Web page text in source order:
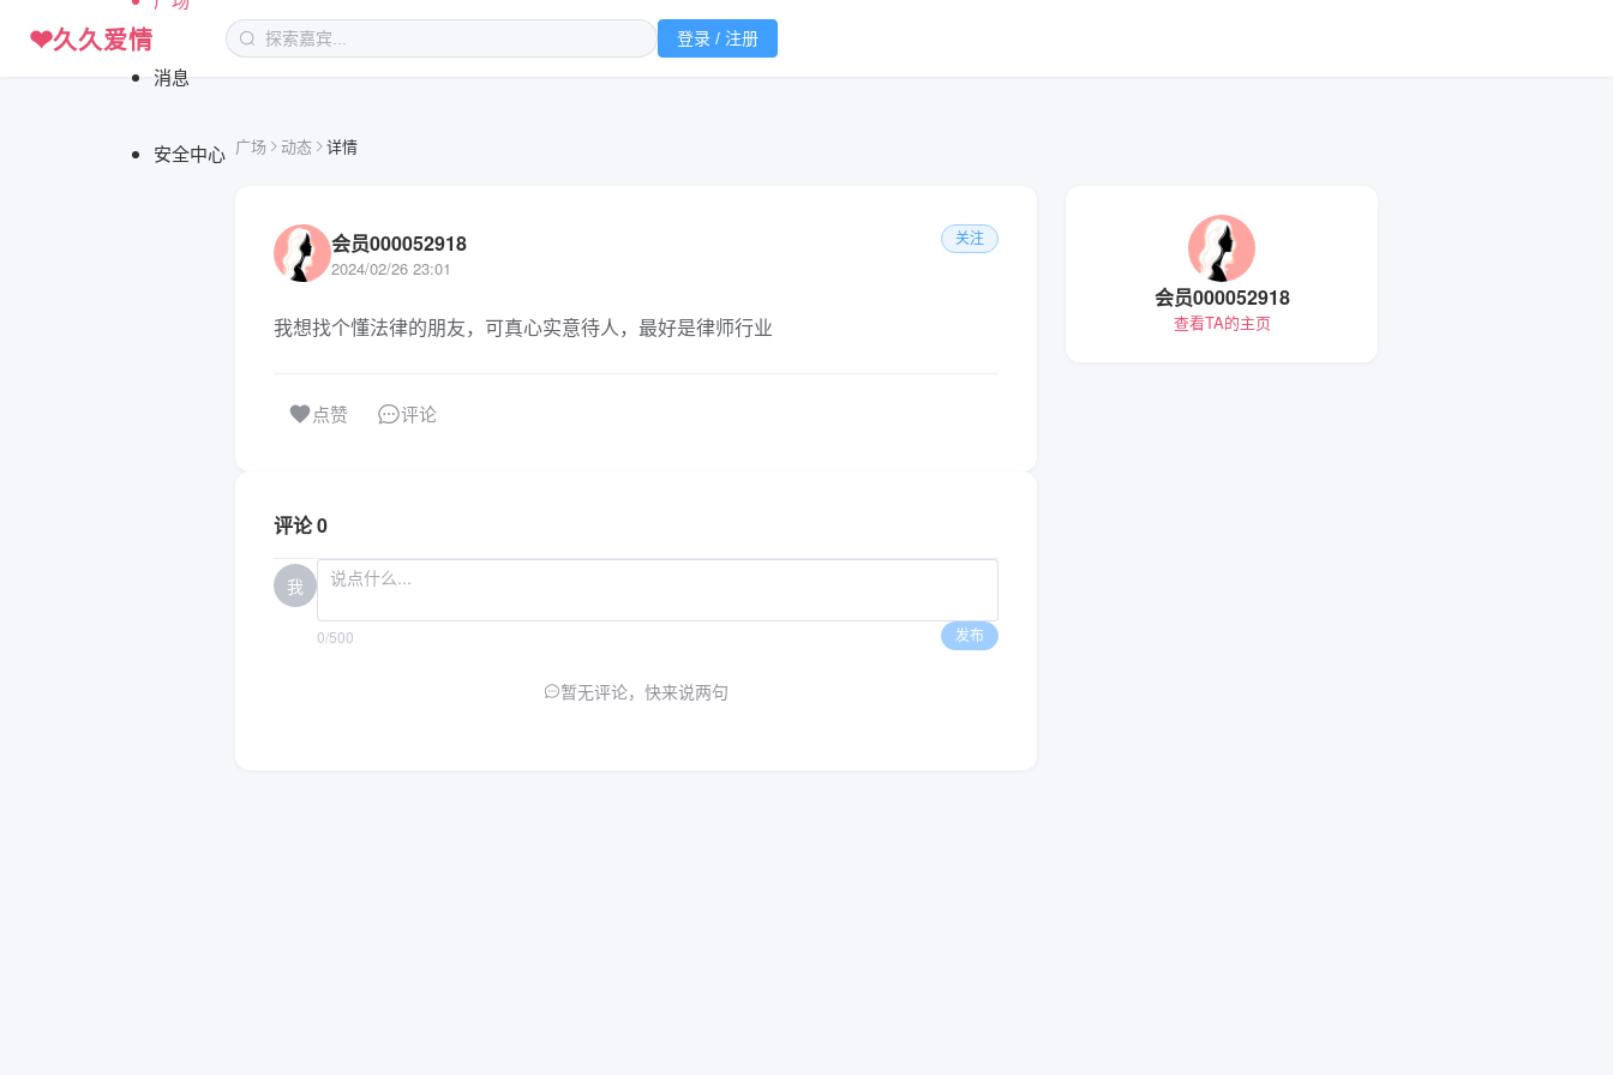
❤久久爱情
消息
安全中心
登录 / 注册
广场 动态 详情
会员000052918
2024/02/26 23:01
关注
我想找个懂法律的朋友，可真心实意待人，最好是律师行业
点赞 评论
评论 0
我
0/500 发布
暂无评论，快来说两句
会员000052918
查看TA的主页